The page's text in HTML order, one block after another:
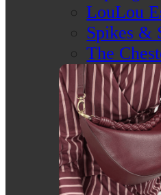
LouLou
Spikes &
The